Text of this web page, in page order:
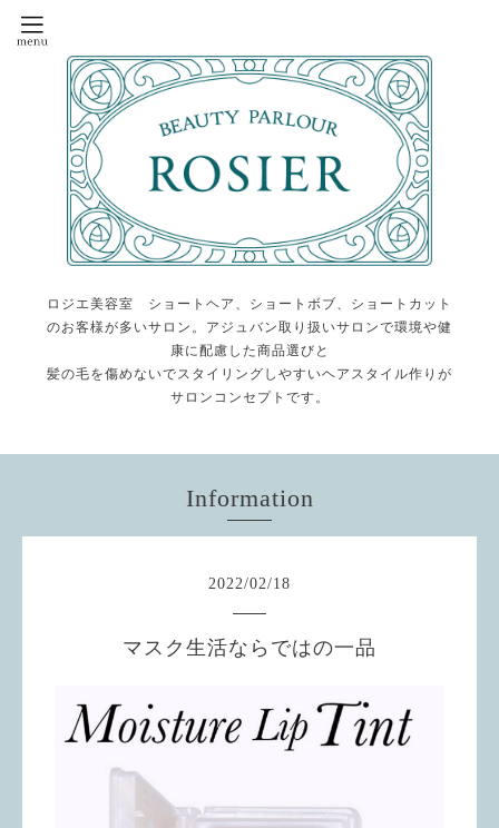
ロジエ美容室 ショートヘア、ショートボブ、ショートカット
のお客様が多いサロン。アジュバン取り扱いサロンで環境や健
康に配慮した商品選びと
髪の毛を傷めないでスタイリングしやすいヘアスタイル作りが
サロンコンセプトです。
Information
2022/02/18
マスク生活ならではの一品